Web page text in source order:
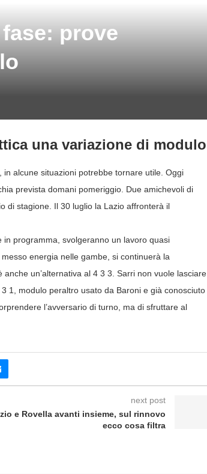
prove
una variazione di modulo
alcune situazioni potrebbe tornare utile. Oggi
prevista domani pomeriggio. Due amichevoli di
di stagione. Il 30 luglio la Lazio affronterà il
programma, svolgeranno un lavoro quasi
energia nelle gambe, si continuerà la
un’alternativa al 4 3 3. Sarri non vuole lasciare
1, modulo peraltro usato da Baroni e già conosciuto
l’avversario di turno, ma di sfruttare al
next post
e Rovella avanti insieme, sul rinnovo
ecco cosa filtra